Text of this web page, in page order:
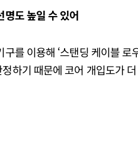
명도 높일 수 있어
를 이용해 ‘스탠딩 케이블 로
하기 때문에 코어 개입도가